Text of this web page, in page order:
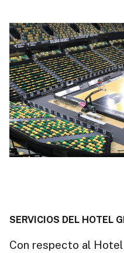
SERVICIOS DEL HOTEL
Con respecto al